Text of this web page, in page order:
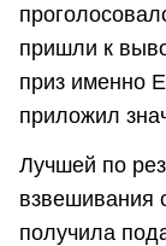
пришли к
приз именно
приложил
Лучшей по
получила